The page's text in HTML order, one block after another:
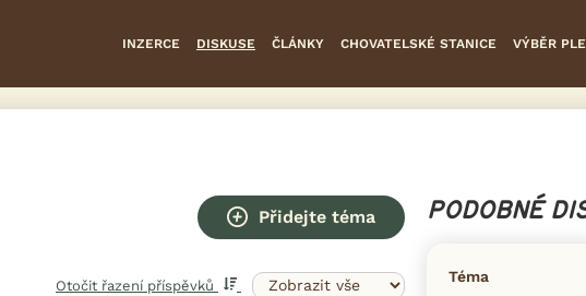
INZERCE DISKUSE ČLÁNKY CHOVATELSKÉ STANICE VÝBĚR
Přidejte téma
Otočit řazení příspěvků
PODOBNÉ
Téma